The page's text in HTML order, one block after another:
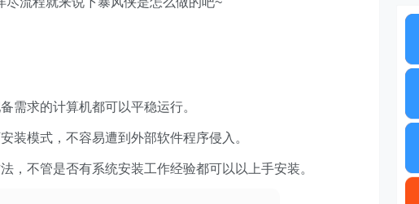
需求的计算机都可以平稳运行。
装模式，不容易遭到外部软件程序侵入。
，不管是否有系统安装工作经验都可以以上手安装。